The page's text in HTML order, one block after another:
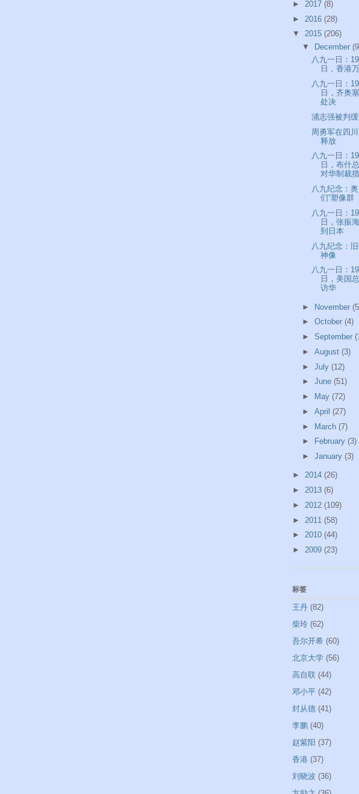
► 2017 (8)
► 2016 (28)
▼ 2015 (206)
▼
December
八九一日：
日，香港
八九一日：
日，齐奥
处决
浦志强被判缓
周勇军在四
释放
八九一日：
日，布什
对华制裁
八九纪念：
们”塑像群
八九一日：
日，张振
到日本
八九纪念：
神像
八九一日：
日，美国
访华
► November
► October (4)
► September
► August (3)
► July (12)
► June (51)
►
May (72)
► April (27)
► March (7)
►
February (3)
► January (3)
► 2014 (26)
► 2013 (6)
► 2012 (109)
► 2011 (58)
► 2010 (44)
► 2009 (23)
标签
王丹 (82)
柴玲 (62)
吾尔开希 (60)
北京大学 (56)
高自联 (44)
邓小平 (42)
封从德 (41)
李鹏 (40)
赵紫阳 (37)
香港 (37)
刘晓波 (36)